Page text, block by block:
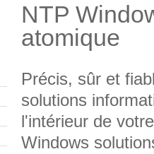
NTP
atomique
Précis, sûr et
solutions
l'intérieur de
Windows